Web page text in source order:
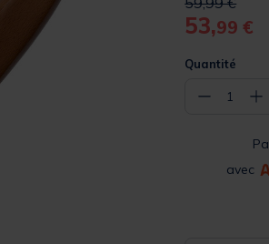
53,99 €
Quantité
− 1 +
avec